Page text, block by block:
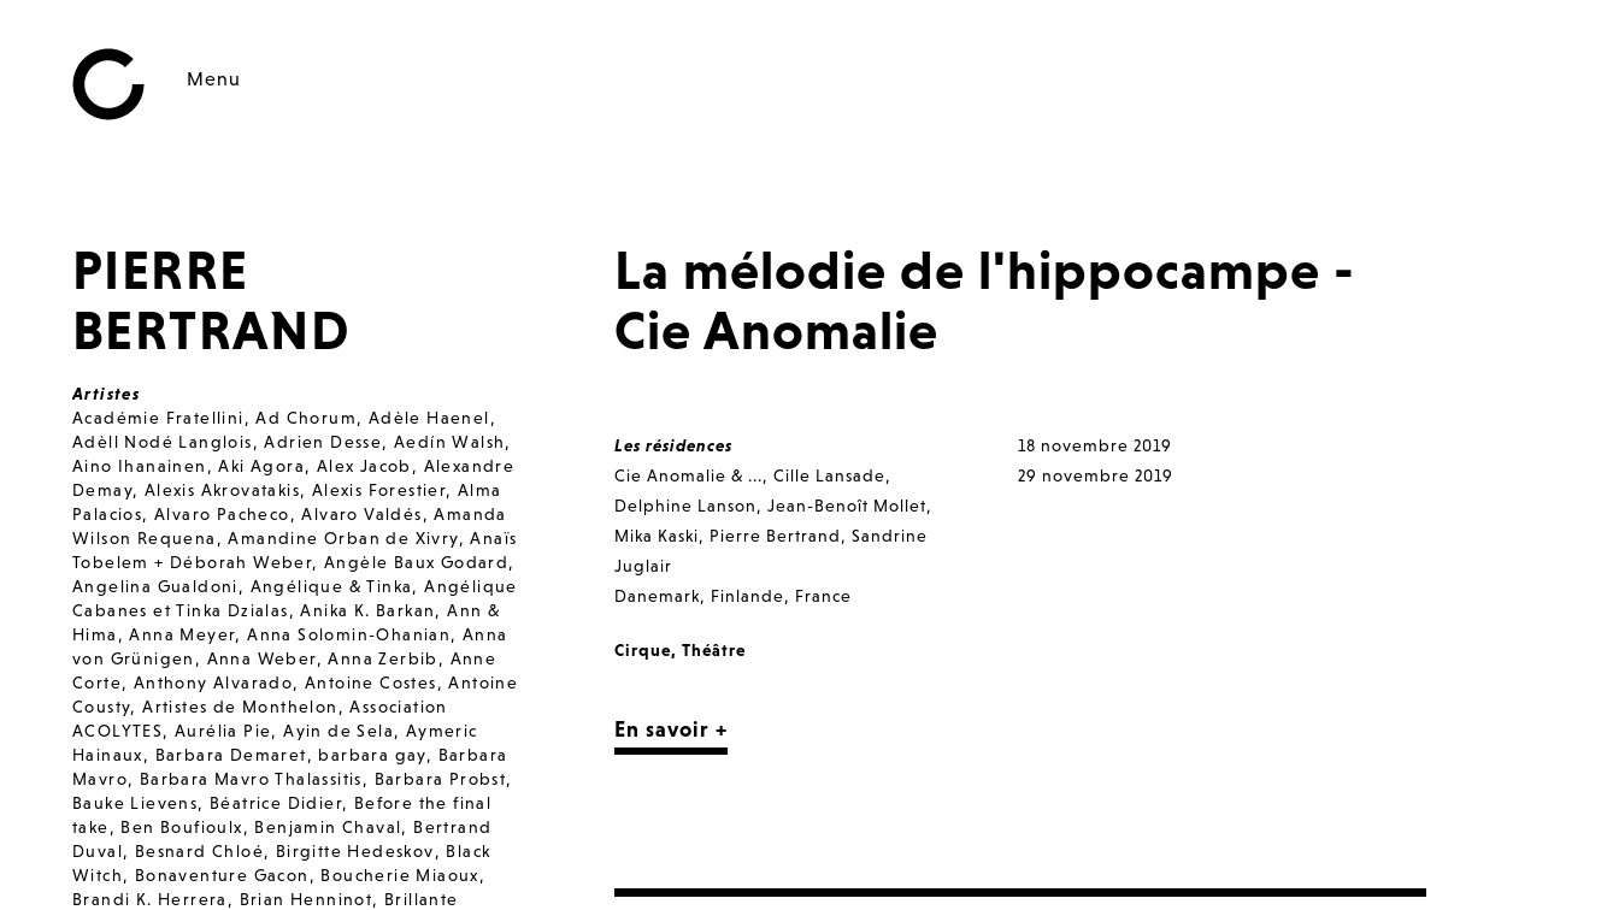
Menu
PIERRE
BERTRAND
Artistes
Académie Fratellini,Ad Chorum, Adèle Haenel,
Adèll Nodé Langlois,Adrien Desse,Aedín Walsh,
Aino Ihanainen ,Aki Agora, Alex Jacob , Alexandre
Demay, Alexis Akrovatakis, Alexis Forestier,Alma
Palacios,Alvaro Pacheco,Alvaro Valdés,Amanda
Wilson Requena ,Amandine Orban de Xivry,Anaïs
Tobelem + Déborah Weber,Angèle Baux Godard,
Angelina Gualdoni, Angélique & Tinka,Angélique
Cabanes et Tinka Dzialas,Anika K. Barkan,Ann &
Hima ,Anna Meyer,Anna Solomin-Ohanian,Anna
von Grünigen , Anna Weber,Anna Zerbib , Anne
Corte, Anthony Alvarado,Antoine Costes,Antoine
Cousty,Artistes de Monthelon ,Association
ACOLYTES,Aurélia Pie,Ayin de Sela, Aymeric
Hainaux, Barbara Demaret, barbara gay, Barbara
Mavro, Barbara Mavro Thalassitis, Barbara Probst,
Bauke Lievens, Béatrice Didier, Before the final
take, Ben Boufioulx, Benjamin Chaval, Bertrand
Duval, Besnard Chloé, Birgitte Hedeskov, Black
Witch, Bonaventure Gacon , Boucherie Miaoux,
Brandi K. Herrera , Brian Henninot, Brillante
La mélodie de l'hippocampe -
Cie Anomalie
Les résidences
Cie Anomalie & ...,Cille Lansade,
Delphine Lanson,Jean-Benoît Mollet,
Mika Kaski, Pierre Bertrand,Sandrine
Juglair
Danemark, Finlande, France
Cirque,Théâtre
18 novembre 2019
29 novembre 2019
En savoir +